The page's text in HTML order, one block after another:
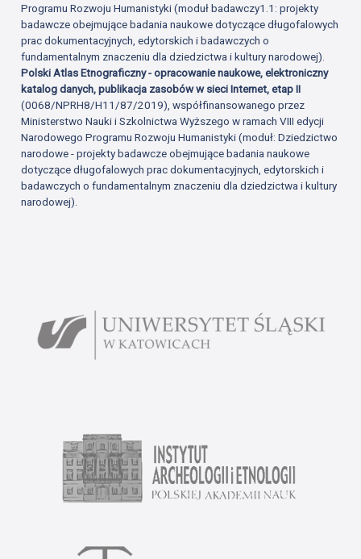
Programu Rozwoju Humanistyki (moduł badawczy1.1: projekty
badawcze obejmujące badania naukowe dotyczące długofalowych
prac dokumentacyjnych, edytorskich i badawczych o
fundamentalnym znaczeniu dla dziedzictwa i kultury narodowej).
Polski Atlas Etnograficzny - opracowanie naukowe, elektroniczny
katalog danych, publikacja zasobów w sieci Internet, etap II
(0068/NPRH8/H11/87/2019), współfinansowanego przez
Ministerstwo Nauki i Szkolnictwa Wyższego w ramach VIII edycji
Narodowego Programu Rozwoju Humanistyki (moduł: Dziedzictwo
narodowe - projekty badawcze obejmujące badania naukowe
dotyczące długofalowych prac dokumentacyjnych, edytorskich i
badawczych o fundamentalnym znaczeniu dla dziedzictwa i kultury
narodowej).